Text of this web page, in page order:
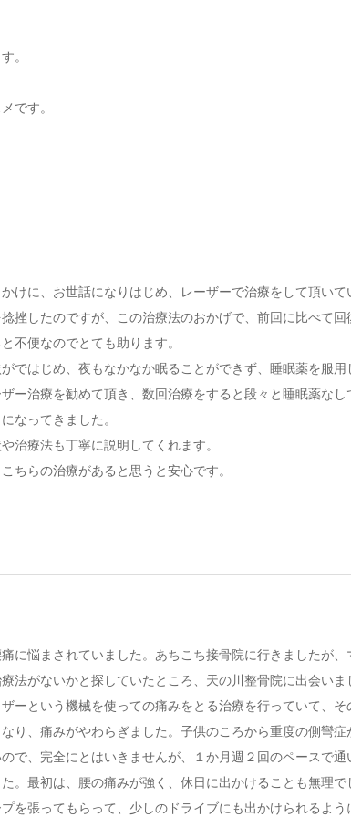
。
です。
けに、お世話になりはじめ、レーザーで治療をして頂いて
挫したのですが、この治療法のおかげで、前回に比べて回
不便なのでとても助ります。
ではじめ、夜もなかなか眠ることができず、睡眠薬を服用
ー治療を勧めて頂き、数回治療をすると段々と睡眠薬なし
なってきました。
治療法も丁寧に説明してくれます。
ちらの治療があると思うと安心です。
に悩まされていました。あちこち接骨院に行きましたが、
法がないかと探していたところ、天の川整骨院に出会いま
ーという機械を使っての痛みをとる治療を行っていて、そ
り、痛みがやわらぎました。子供のころから重度の側彎症
で、完全にとはいきませんが、１か月週２回のペースで通
。最初は、腰の痛みが強く、休日に出かけることも無理で
を張ってもらって、少しのドライブにも出かけられるよう